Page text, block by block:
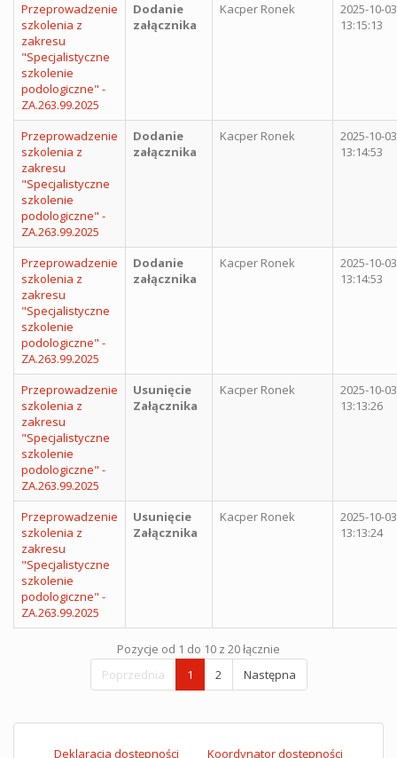
Przeprowadzenie
szkolenia z
zakresu
"Specjalistyczne
szkolenie
podologiczne" -
ZA.263.99.2025
Dodanie
załącznika
Kacper Ronek
2025-10-03
13:15:13
Przeprowadzenie
szkolenia z
zakresu
"Specjalistyczne
szkolenie
podologiczne" -
ZA.263.99.2025
Dodanie
załącznika
Kacper Ronek
2025-10-03
13:14:53
Przeprowadzenie
szkolenia z
zakresu
"Specjalistyczne
szkolenie
podologiczne" -
ZA.263.99.2025
Dodanie
załącznika
Kacper Ronek
2025-10-03
13:14:53
Przeprowadzenie
szkolenia z
zakresu
"Specjalistyczne
szkolenie
podologiczne" -
ZA.263.99.2025
Usunięcie
Załącznika
Kacper Ronek
2025-10-03
13:13:26
Przeprowadzenie
szkolenia z
zakresu
"Specjalistyczne
szkolenie
podologiczne" -
ZA.263.99.2025
Usunięcie
Załącznika
Kacper Ronek
2025-10-03
13:13:24
Pozycje od 1 do 10 z 20 łącznie
Poprzednia
1 2 Następna
Deklaracja dostępności Koordynator dostępności